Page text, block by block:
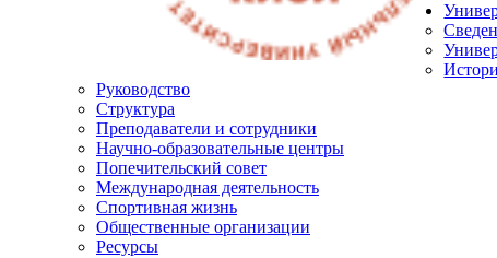
Руководство
Структура
Преподаватели и сотрудники
Научно-образовательные центры
Попечительский совет
Международная деятельность
Спортивная жизнь
Общественные организации
Ресурсы